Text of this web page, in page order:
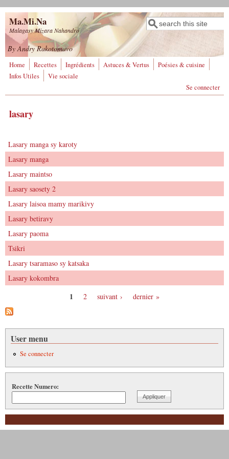
Aller au contenu principal
Ma.Mi.Na
Malagasy Mizara Nahandro
Formulaire de
recherche
Rechercher
By Andry Rakotomavo
Home Recettes Ingrédients Astuces & Vertus
Poésies & cuisine
Infos Utiles
Vie sociale
Se connecter
lasary
Lasary manga sy karoty
Lasary manga
Lasary maintso
Lasary saosety 2
Lasary laisoa mamy marikivy
Lasary betiravy
Lasary paoma
Tsikri
Lasary tsaramaso sy katsaka
Lasary kokombra
1 2 suivant › dernier »
User menu
Se connecter
Recette Numero: